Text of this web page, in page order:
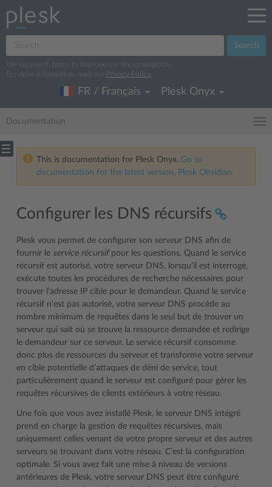
Search
We log search terms to improve our documentation.
For more information, read our
Privacy Policy
FR / Français Plesk Onyx
Documentation
This is documentation for Plesk Onyx. Go to
documentation for the latest version, Plesk Obsidian.
Configurer les DNS récursifs
Plesk vous permet de configurer son serveur DNS afin de
fournir le service récursifpour les questions. Quand le service
récursif est autorisé, votre serveur DNS, lorsqu’il est interrogé,
exécute toutes les procédures de recherche nécessaires pour
trouver l’adresse IP cible pour le demandeur. Quand le service
récursif n’est pas autorisé, votre serveur DNS procède au
nombre minimum de requêtes dans le seul but de trouver un
serveur qui sait où se trouve la ressource demandée et redirige
le demandeur sur ce serveur. Le service récursif consomme
donc plus de ressources du serveur et transforme votre serveur
en cible potentielle d’attaques de déni de service, tout
particulièrement quand le serveur est configuré pour gérer les
requêtes récursives de clients extérieurs à votre réseau.
Une fois que vous avez installé Plesk, le serveur DNS intégré
prend en charge la gestion de requêtes récursives, mais
uniquement celles venant de votre propre serveur et des autres
serveurs se trouvant dans votre réseau. C’est la configuration
optimale. Si vous avez fait une mise à niveau de versions
antérieures de Plesk, votre serveur DNS peut être configuré